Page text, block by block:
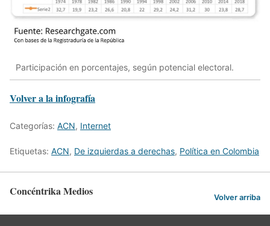
Participación en porcentajes, según potencial electoral.
Volver a la infografía
Categorías: ACN, Internet
Etiquetas: ACN, De izquierdas a derechas, Política en Colombia
Concéntrika Medios Volver arriba